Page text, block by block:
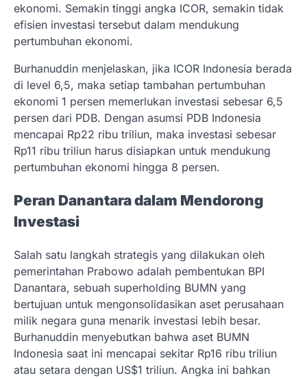
ekonomi. Semakin tinggi angka ICOR, semakin tidak
efisien investasi tersebut dalam mendukung
pertumbuhan ekonomi.
Burhanuddin menjelaskan, jika ICOR Indonesia berada
di level 6,5, maka setiap tambahan pertumbuhan
ekonomi 1 persen memerlukan investasi sebesar 6,5
persen dari PDB. Dengan asumsi PDB Indonesia
mencapai Rp22 ribu triliun, maka investasi sebesar
Rp11 ribu triliun harus disiapkan untuk mendukung
pertumbuhan ekonomi hingga 8 persen.
Peran Danantara dalam Mendorong
Investasi
Salah satu langkah strategis yang dilakukan oleh
pemerintahan Prabowo adalah pembentukan BPI
Danantara, sebuah superholding BUMN yang
bertujuan untuk mengonsolidasikan aset perusahaan
milik negara guna menarik investasi lebih besar.
Burhanuddin menyebutkan bahwa aset BUMN
Indonesia saat ini mencapai sekitar Rp16 ribu triliun
atau setara dengan US$1 triliun. Angka ini bahkan